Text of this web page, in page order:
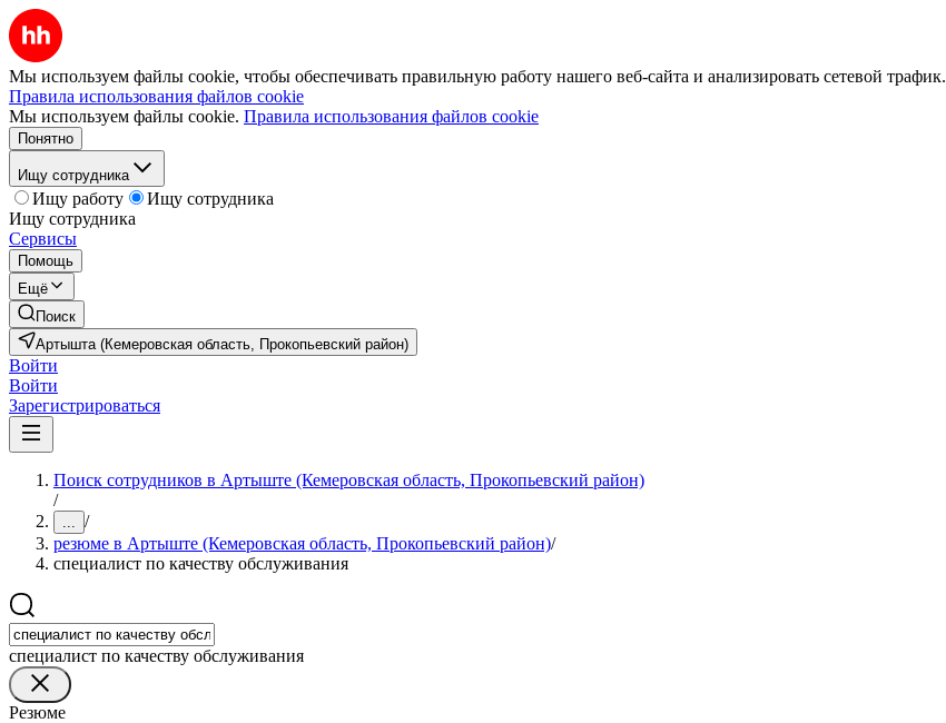
Мы используем файлы cookie, чтобы обеспечивать правильную работу нашего веб-сайта и анализировать сетевой трафик.
Правила использования файлов cookie
Мы используем файлы cookie. Правила использования файлов cookie
Понятно
Ищу сотрудника
Ищу работу
Ищу сотрудника
Ищу сотрудника
Сервисы
Помощь
Ещё
Поиск
Артышта (Кемеровская область, Прокопьевский район)
Войти
Войти
Зарегистрироваться
Поиск сотрудников в Артыште (Кемеровская область, Прокопьевский район)
/
... /
резюме в Артыште (Кемеровская область, Прокопьевский район)/
специалист по качеству обслуживания
специалист по качеству обслуживания
Резюме